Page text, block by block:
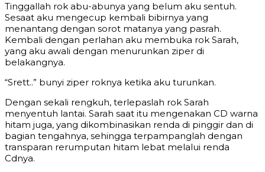
Tinggallah rok abu-abunya yang belum aku sentuh.
Sesaat aku mengecup kembali bibirnya yang
menantang dengan sorot matanya yang pasrah.
Kembali dengan perlahan aku membuka rok Sarah,
yang aku awali dengan menurunkan ziper di
belakangnya.
“Srett..” bunyi ziper roknya ketika aku turunkan.
Dengan sekali rengkuh, terlepaslah rok Sarah
menyentuh lantai. Sarah saat itu mengenakan CD warna
hitam juga, yang dikombinasikan renda di pinggir dan di
bagian tengahnya, sehingga terpampanglah dengan
transparan rerumputan hitam lebat melalui renda
Cdnya.